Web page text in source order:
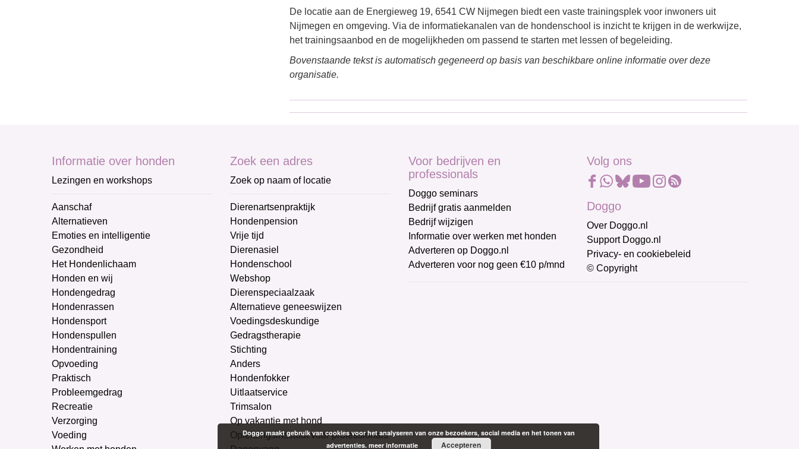
De locatie aan de Energieweg 19, 6541 CW Nijmegen biedt een vaste trainingsplek voor inwoners uit
Nijmegen en omgeving. Via de informatiekanalen van de hondenschool is inzicht te krijgen in de werkwijze,
het trainingsaanbod en de mogelijkheden om passend te starten met lessen of begeleiding.
Bovenstaande tekst is automatisch gegeneerd op basis van beschikbare online informatie over deze
organisatie.
Informatie over honden
Lezingen en workshops
Aanschaf
Alternatieven
Emoties en intelligentie
Gezondheid
Het Hondenlichaam
Honden en wij
Hondengedrag
Hondenrassen
Hondensport
Hondenspullen
Hondentraining
Opvoeding
Praktisch
Probleemgedrag
Recreatie
Verzorging
Voeding
Zoek een adres
Zoek op naam of locatie
Dierenartsenpraktijk
Hondenpension
Vrije tijd
Dierenasiel
Hondenschool
Webshop
Dierenspeciaalzaak
Alternatieve geneeswijzen
Voedingsdeskundige
Gedragstherapie
Stichting
Anders
Hondenfokker
Uitlaatservice
Trimsalon
Op vakantie met hond
Opleidingsinstituut voor professionals
Voor bedrijven en
professionals
Doggo seminars
Bedrijf gratis aanmelden
Bedrijf wijzigen
Informatie over werken met honden
Adverteren op Doggo.nl
Adverteren voor nog geen €10 p/mnd
Volg ons
Doggo
Over Doggo.nl
Support Doggo.nl
Privacy- en cookiebeleid
© Copyright
Doggo maakt gebruik van cookies voor het analyseren van onze bezoekers, social media en het tonen van
advertenties. meer informatie Accepteren